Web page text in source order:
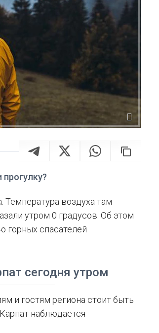
Температура воздуха там
утром 0 градусов. Об этом
горных спасателей
сегодня утром
и гостям региона стоит быть
наблюдается